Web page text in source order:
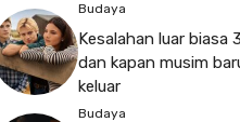
Budaya
Kesalahan luar biasa
dan kapan musim
keluar
Budaya